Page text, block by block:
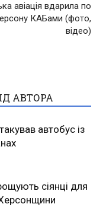
авіація вдарила по
КАБами (фото,
відео)
АВТОРА
автобус із
сіянці для
Херсонщини